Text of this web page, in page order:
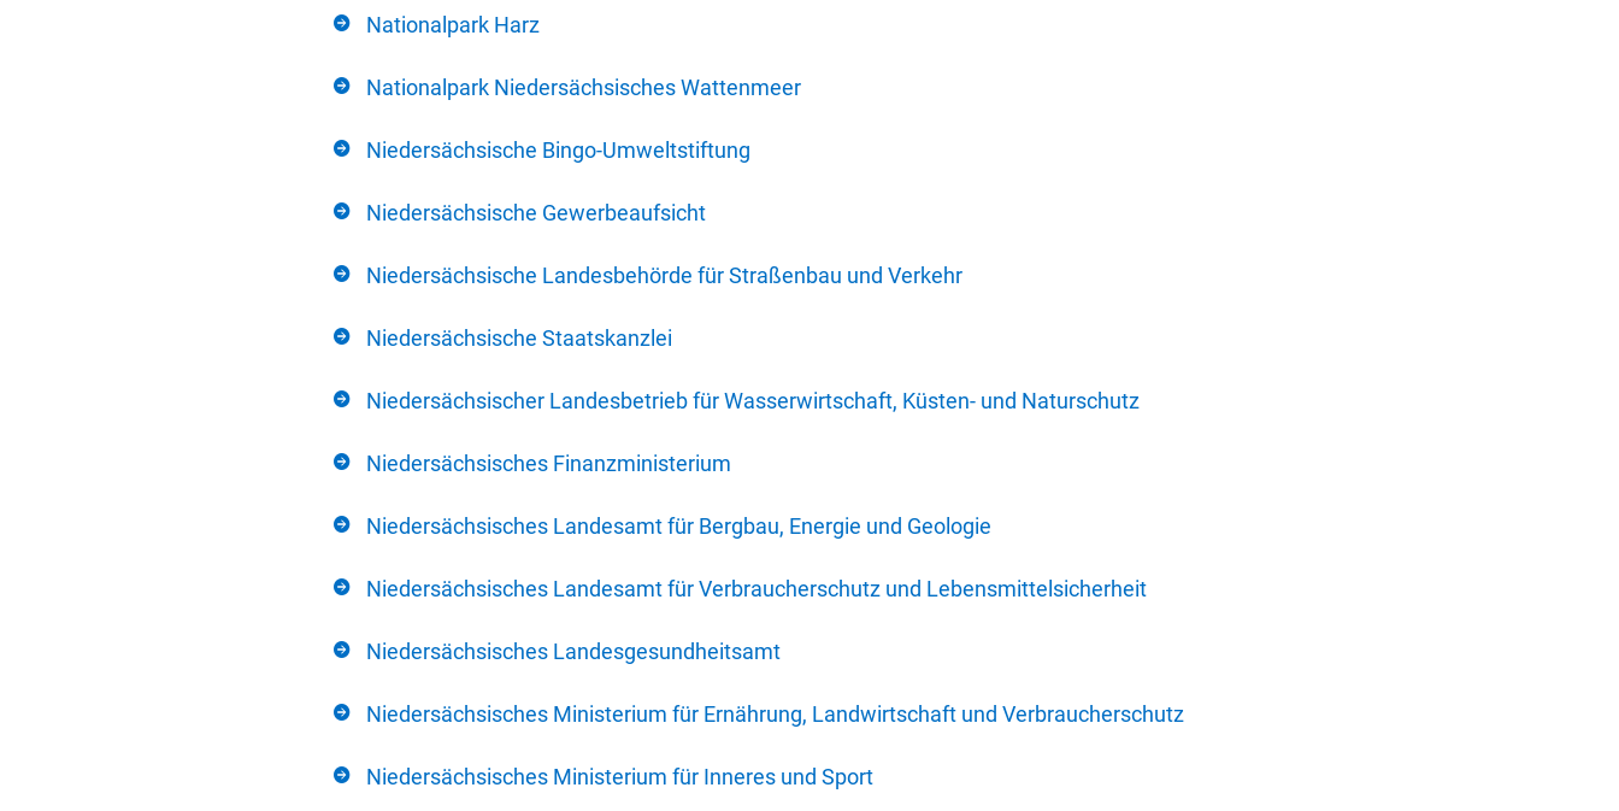
Nationalpark Harz
Nationalpark Niedersächsisches Wattenmeer
Niedersächsische Bingo-Umweltstiftung
Niedersächsische Gewerbeaufsicht
Niedersächsische Landesbehörde für Straßenbau und Verkehr
Niedersächsische Staatskanzlei
Niedersächsischer Landesbetrieb für Wasserwirtschaft, Küsten- und Naturschutz
Niedersächsisches Finanzministerium
Niedersächsisches Landesamt für Bergbau, Energie und Geologie
Niedersächsisches Landesamt für Verbraucherschutz und Lebensmittelsicherheit
Niedersächsisches Landesgesundheitsamt
Niedersächsisches Ministerium für Ernährung, Landwirtschaft und Verbraucherschutz
Niedersächsisches Ministerium für Inneres und Sport